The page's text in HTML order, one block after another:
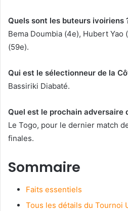
Quels sont les buteurs ivoiriens
Bema Doumbia (4e), Hubert Yao
(59e).
Qui est le sélectionneur de la
Bassiriki Diabaté.
Quel est le prochain adversaire
Le Togo, pour le dernier match
finales.
Sommaire
Faits essentiels
Tous les détails du Tournoi